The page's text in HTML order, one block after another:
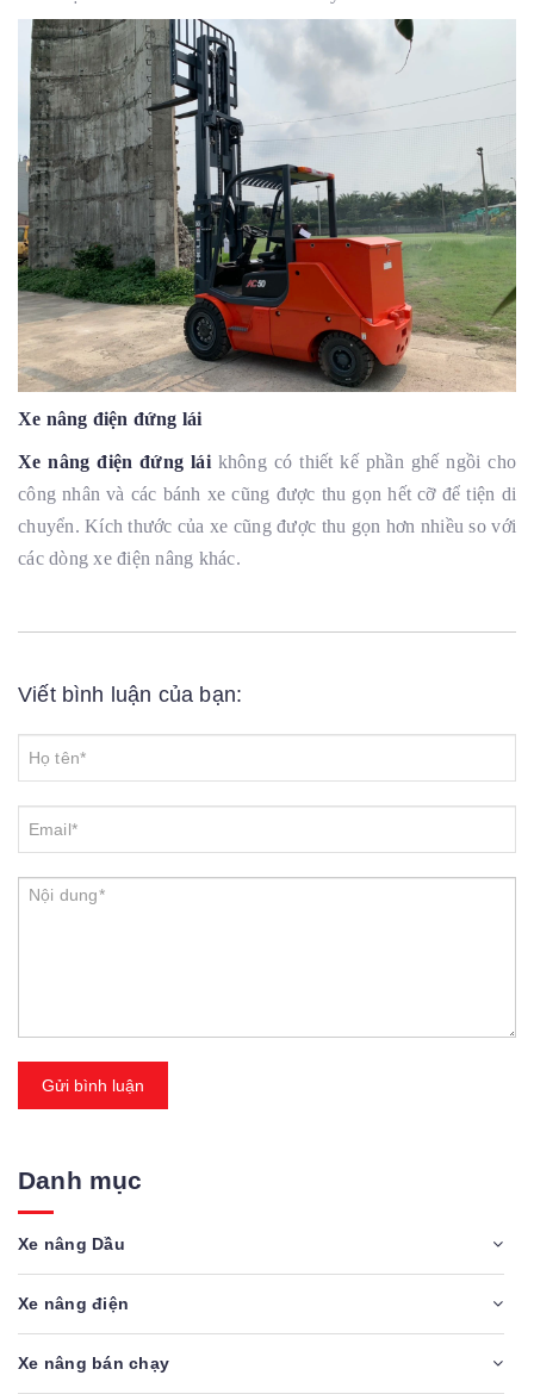
Xe nâng điện đứng lái
Xe nâng điện đứng láikhông có thiết kế phần ghế ngồi cho
công nhân và các bánh xe cũng được thu gọn hết cỡ để tiện di
chuyển. Kích thước của xe cũng được thu gọn hơn nhiều so với
các dòng xe điện nâng khác.
Viết bình luận của bạn:
Gửi bình luận
Danh mục
Xe nâng Dầu
Xe nâng điện
Xe nâng bán chạy